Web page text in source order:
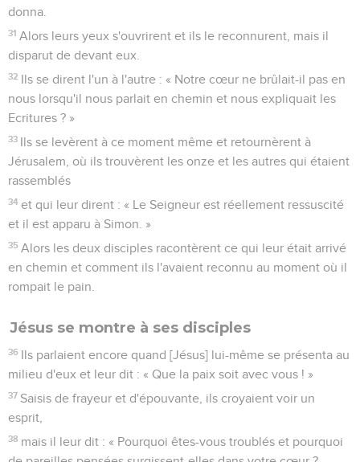
donna.
31 Alors leurs yeux s'ouvrirent et ils le reconnurent, mais il
disparut de devant eux.
32 Ils se dirent l'un à l'autre : « Notre cœur ne brûlait-il pas en
nous lorsqu'il nous parlait en chemin et nous expliquait les
Ecritures ? »
33 Ils se levèrent à ce moment même et retournèrent à
Jérusalem, où ils trouvèrent les onze et les autres qui étaient
rassemblés
34 et qui leur dirent : « Le Seigneur est réellement ressuscité
et il est apparu à Simon. »
35 Alors les deux disciples racontèrent ce qui leur était arrivé
en chemin et comment ils l'avaient reconnu au moment où il
rompait le pain.
Jésus se montre à ses disciples
36 Ils parlaient encore quand [Jésus] lui-même se présenta au
milieu d'eux et leur dit : « Que la paix soit avec vous ! »
37 Saisis de frayeur et d'épouvante, ils croyaient voir un
esprit,
38 mais il leur dit : « Pourquoi êtes-vous troublés et pourquoi